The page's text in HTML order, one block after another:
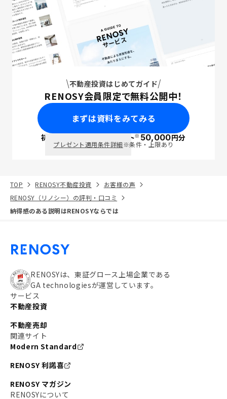
不動産投資はじめてガイド
RENOSY会員限定で無料公開中！
まずは資料をみてみる
初回面談で ポイント※50,000円分
プレゼント適用条件詳細※条件・上限あり
TOP RENOSY不動産投資
お客様の声
RENOSY（リノシー）の評判・口コミ
納得感のある説明はRENOSYならでは
RENOSYは、東証グロース上場企業である
GA technologiesが運営しています。
サービス
不動産投資
不動産売却
関連サイト
Modern Standard
RENOSY 利諾喜
RENOSY マガジン
RENOSYについて